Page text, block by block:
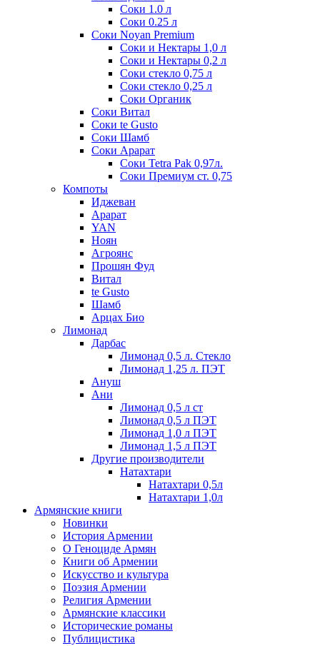
Соки 1.0 л
Соки 0.25 л
Соки Noyan Premium
Соки и Нектары 1,0 л
Соки и Нектары 0,2 л
Соки стекло 0,75 л
Соки стекло 0,25 л
Соки Органик
Соки Витал
Соки te Gusto
Соки Шамб
Соки Арарат
Соки Tetra Pak 0,97л.
Соки Премиум ст. 0,75
Компоты
Иджеван
Арарат
YAN
Ноян
Агроянс
Прошян Фуд
Витал
te Gusto
Шамб
Арцах Био
Лимонад
Дарбас
Лимонад 0,5 л. Стекло
Лимонад 1,25 л. ПЭТ
Ануш
Ани
Лимонад 0,5 л ст
Лимонад 0,5 л ПЭТ
Лимонад 1,0 л ПЭТ
Лимонад 1,5 л ПЭТ
Другие производители
Натахтари
Натахтари 0,5л
Натахтари 1,0л
Армянские книги
Новинки
История Армении
О Геноциде Армян
Книги об Армении
Иcкусство и культура
Поэзия Армении
Религия Армении
Армянские классики
Исторические романы
Публицистика